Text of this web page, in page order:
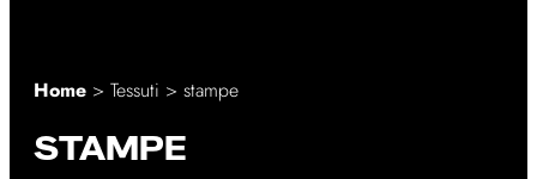
Home > Tessuti > stampe
STAMPE